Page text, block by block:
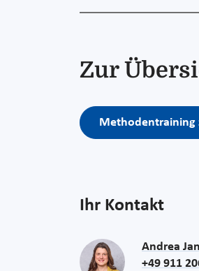
Zur
Methodentraining
Ihr Kontakt
Andrea
+49 911